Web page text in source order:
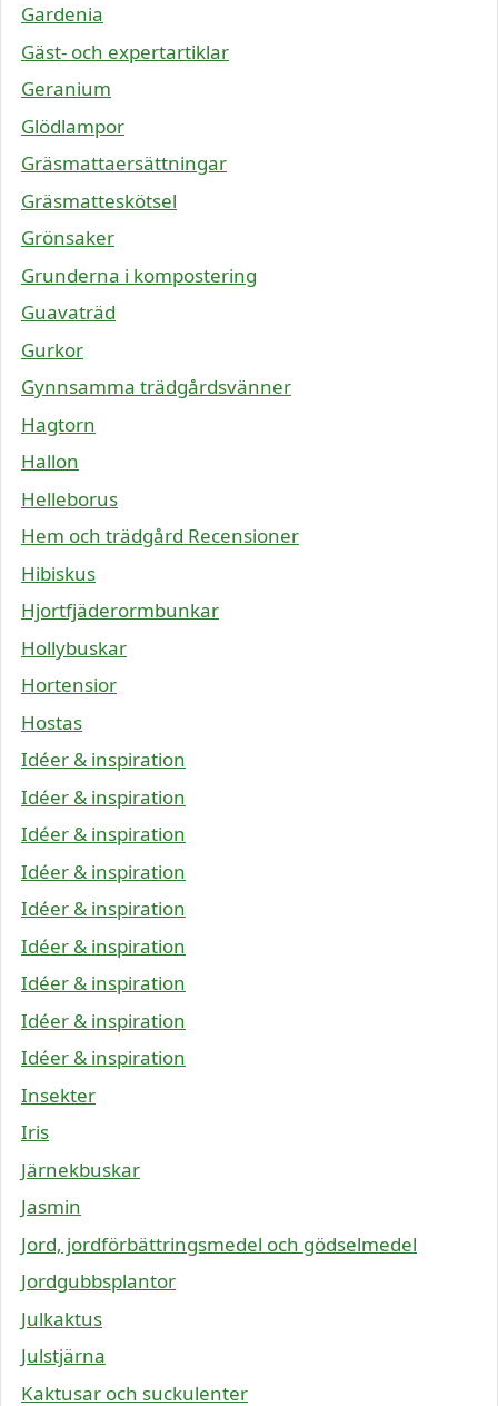
Gardenia
Gäst- och expertartiklar
Geranium
Glödlampor
Gräsmattaersättningar
Gräsmatteskötsel
Grönsaker
Grunderna i kompostering
Guavaträd
Gurkor
Gynnsamma trädgårdsvänner
Hagtorn
Hallon
Helleborus
Hem och trädgård Recensioner
Hibiskus
Hjortfjäderormbunkar
Hollybuskar
Hortensior
Hostas
Idéer & inspiration
Idéer & inspiration
Idéer & inspiration
Idéer & inspiration
Idéer & inspiration
Idéer & inspiration
Idéer & inspiration
Idéer & inspiration
Idéer & inspiration
Insekter
Iris
Järnekbuskar
Jasmin
Jord, jordförbättringsmedel och gödselmedel
Jordgubbsplantor
Julkaktus
Julstjärna
Kaktusar och suckulenter